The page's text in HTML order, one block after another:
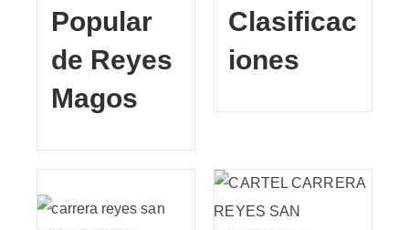
Popular
de Reyes
Magos
Clasificac
iones